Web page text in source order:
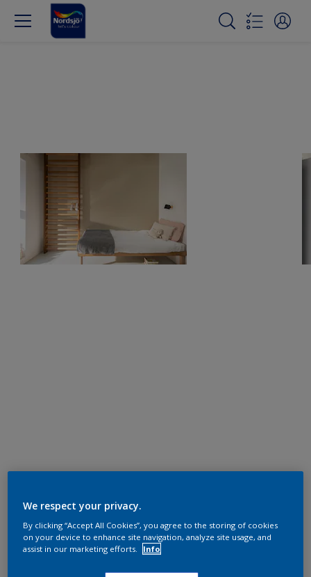
We respect your privacy.
By clicking “Accept All Cookies”, you agree to the storing of cookies
on your device to enhance site navigation, analyze site usage, and
assist in our marketing efforts.
Info